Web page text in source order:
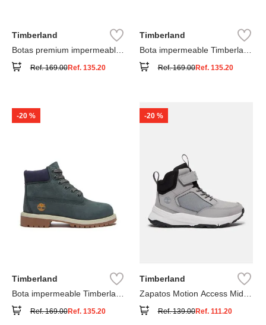
Timberland
Botas premium impermeables
Ref.169.00Ref. 135.20
Timberland
Bota impermeable Timberland
Ref.169.00Ref. 135.20
-20 %
Timberland
Bota impermeable Timberland
Ref.169.00Ref. 135.20
-20 %
Timberland
Zapatos Motion Access Mid
Ref.139.00Ref. 111.20